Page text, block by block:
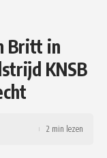
Britt in
KNSB
2 min lezen